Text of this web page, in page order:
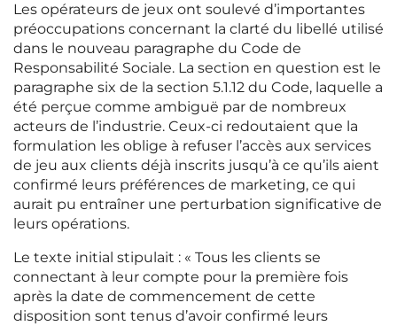
Les opérateurs de jeux ont soulevé d’importantes
préoccupations concernant la clarté du libellé utilisé
dans le nouveau paragraphe du Code de
Responsabilité Sociale. La section en question est le
paragraphe six de la section 5.1.12 du Code, laquelle a
été perçue comme ambiguë par de nombreux
acteurs de l’industrie. Ceux-ci redoutaient que la
formulation les oblige à refuser l’accès aux services
de jeu aux clients déjà inscrits jusqu’à ce qu’ils aient
confirmé leurs préférences de marketing, ce qui
aurait pu entraîner une perturbation significative de
leurs opérations.
Le texte initial stipulait : « Tous les clients se
connectant à leur compte pour la première fois
après la date de commencement de cette
disposition sont tenus d’avoir confirmé leurs